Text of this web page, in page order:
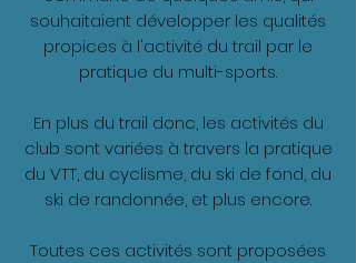
souhaitaient développer les qualités
propices à l'activité du trail par le
pratique du multi-sports.
En plus du trail donc, les activités du
club sont variées à travers la pratique
du VTT, du cyclisme, du ski de fond, du
ski de randonnée, et plus encore.
Toutes ces activités sont proposées